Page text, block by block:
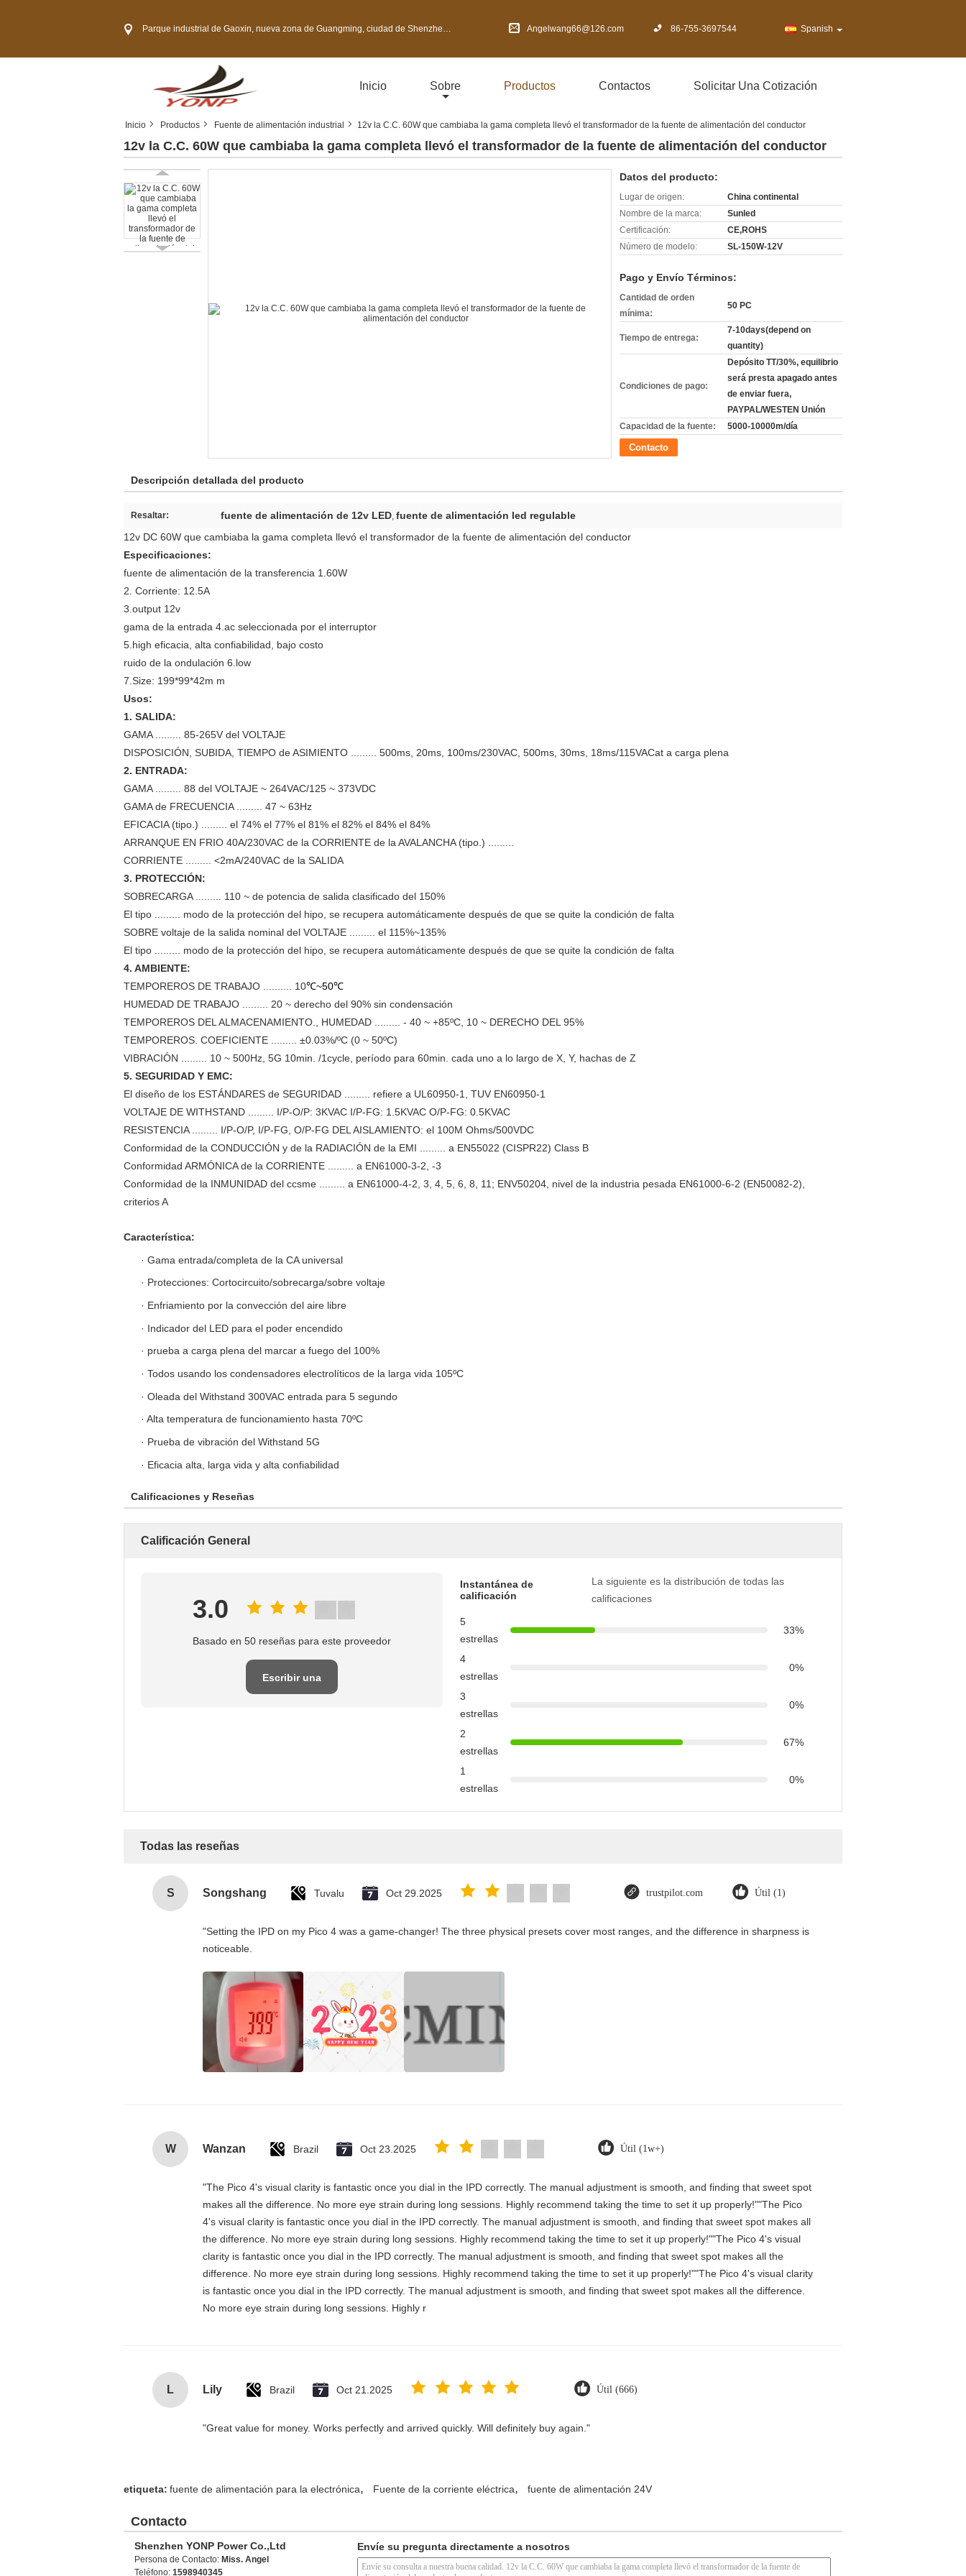
Parque industrial de Gaoxin, nueva zona de Guangming, ciudad de Shenzhen, provincia de Guangdong, China Angelwang66@126.com 86-755-3697544 Spanish
Inicio Sobre Productos Contactos Solicitar Una Cotización
Inicio Productos Fuente de alimentación industrial 12v la C.C. 60W que cambiaba la gama completa llevó el transformador de la fuente de alimentación del conductor
12v la C.C. 60W que cambiaba la gama completa llevó el transformador de la fuente de alimentación del conductor
Datos del producto:
Lugar de origen:
China continental
Nombre de la marca:
Sunled
Certificación:
CE,ROHS
Número de modelo:
SL-150W-12V
Pago y Envío Términos:
Cantidad de orden
mínima:
50 PC
Tiempo de entrega:
7-10days(depend on
quantity)
Condiciones de pago:
Depósito TT/30%, equilibrio
será presta apagado antes
de enviar fuera,
PAYPAL/WESTEN Unión
Capacidad de la fuente:
5000-10000m/día
Contacto
Descripción detallada del producto
Resaltar: fuente de alimentación de 12v LED, fuente de alimentación led regulable
12v DC 60W que cambiaba la gama completa llevó el transformador de la fuente de alimentación del conductor
Especificaciones:
fuente de alimentación de la transferencia 1.60W
2. Corriente: 12.5A
3.output 12v
gama de la entrada 4.ac seleccionada por el interruptor
5.high eficacia, alta confiabilidad, bajo costo
ruido de la ondulación 6.low
7.Size: 199*99*42m m
Usos:
1. SALIDA:
GAMA ......... 85-265V del VOLTAJE
DISPOSICIÓN, SUBIDA, TIEMPO de ASIMIENTO ......... 500ms, 20ms, 100ms/230VAC, 500ms, 30ms, 18ms/115VACat a carga plena
2. ENTRADA:
GAMA ......... 88 del VOLTAJE ~ 264VAC/125 ~ 373VDC
GAMA de FRECUENCIA ......... 47 ~ 63Hz
EFICACIA (tipo.) ......... el 74% el 77% el 81% el 82% el 84% el 84%
ARRANQUE EN FRIO 40A/230VAC de la CORRIENTE de la AVALANCHA (tipo.) .........
CORRIENTE ......... <2mA/240VAC de la SALIDA
3. PROTECCIÓN:
SOBRECARGA ......... 110 ~ de potencia de salida clasificado del 150%
El tipo ......... modo de la protección del hipo, se recupera automáticamente después de que se quite la condición de falta
SOBRE voltaje de la salida nominal del VOLTAJE ......... el 115%~135%
El tipo ......... modo de la protección del hipo, se recupera automáticamente después de que se quite la condición de falta
4. AMBIENTE:
TEMPOREROS DE TRABAJO .......... 10℃~50℃
HUMEDAD DE TRABAJO ......... 20 ~ derecho del 90% sin condensación
TEMPOREROS DEL ALMACENAMIENTO., HUMEDAD ......... - 40 ~ +85ºC, 10 ~ DERECHO DEL 95%
TEMPOREROS. COEFICIENTE ......... ±0.03%/ºC (0 ~ 50ºC)
VIBRACIÓN ......... 10 ~ 500Hz, 5G 10min. /1cycle, período para 60min. cada uno a lo largo de X, Y, hachas de Z
5. SEGURIDAD Y EMC:
El diseño de los ESTÁNDARES de SEGURIDAD ......... refiere a UL60950-1, TUV EN60950-1
VOLTAJE DE WITHSTAND ......... I/P-O/P: 3KVAC I/P-FG: 1.5KVAC O/P-FG: 0.5KVAC
RESISTENCIA ......... I/P-O/P, I/P-FG, O/P-FG DEL AISLAMIENTO: el 100M Ohms/500VDC
Conformidad de la CONDUCCIÓN y de la RADIACIÓN de la EMI ......... a EN55022 (CISPR22) Class B
Conformidad ARMÓNICA de la CORRIENTE ......... a EN61000-3-2, -3
Conformidad de la INMUNIDAD del ccsme ......... a EN61000-4-2, 3, 4, 5, 6, 8, 11; ENV50204, nivel de la industria pesada EN61000-6-2 (EN50082-2),
criterios A
Característica:
· Gama entrada/completa de la CA universal
· Protecciones: Cortocircuito/sobrecarga/sobre voltaje
· Enfriamiento por la convección del aire libre
· Indicador del LED para el poder encendido
· prueba a carga plena del marcar a fuego del 100%
· Todos usando los condensadores electrolíticos de la larga vida 105ºC
· Oleada del Withstand 300VAC entrada para 5 segundo
· Alta temperatura de funcionamiento hasta 70ºC
· Prueba de vibración del Withstand 5G
· Eficacia alta, larga vida y alta confiabilidad
Calificaciones y Reseñas
Calificación General
3.0
Basado en 50 reseñas para este proveedor
Escribir una
Instantánea de
calificación
La siguiente es la distribución de todas las
calificaciones
5
estrellas
33%
4
estrellas
0%
3
estrellas
0%
2
estrellas
67%
1
estrellas
0%
Todas las reseñas
S Songshang Tuvalu Oct 29.2025 trustpilot.com Útil (1)
"Setting the IPD on my Pico 4 was a game-changer! The three physical presets cover most ranges, and the difference in sharpness is
noticeable.
W Wanzan Brazil Oct 23.2025 Útil (1w+)
"The Pico 4's visual clarity is fantastic once you dial in the IPD correctly. The manual adjustment is smooth, and finding that sweet spot
makes all the difference. No more eye strain during long sessions. Highly recommend taking the time to set it up properly!""The Pico
4's visual clarity is fantastic once you dial in the IPD correctly. The manual adjustment is smooth, and finding that sweet spot makes all
the difference. No more eye strain during long sessions. Highly recommend taking the time to set it up properly!""The Pico 4's visual
clarity is fantastic once you dial in the IPD correctly. The manual adjustment is smooth, and finding that sweet spot makes all the
difference. No more eye strain during long sessions. Highly recommend taking the time to set it up properly!""The Pico 4's visual clarity
is fantastic once you dial in the IPD correctly. The manual adjustment is smooth, and finding that sweet spot makes all the difference.
No more eye strain during long sessions. Highly r
L Lily Brazil Oct 21.2025 Útil (666)
"Great value for money. Works perfectly and arrived quickly. Will definitely buy again."
etiqueta: fuente de alimentación para la electrónica, Fuente de la corriente eléctrica, fuente de alimentación 24V
Contacto
Shenzhen YONP Power Co.,Ltd
Persona de Contacto: Miss. Angel
Teléfono: 1598940345
Envíe su pregunta directamente a nosotros